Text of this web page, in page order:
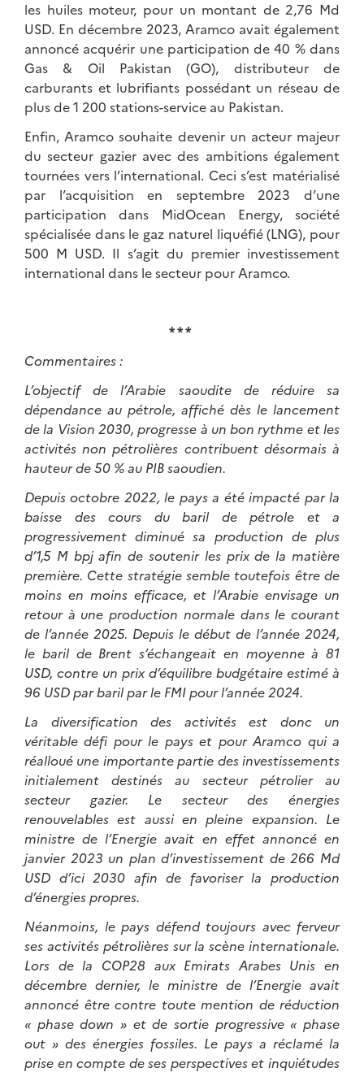
les huiles moteur, pour un montant de 2,76 Md
USD. En décembre 2023, Aramco avait également
annoncé acquérir une participation de 40 % dans
Gas & Oil Pakistan (GO), distributeur de
carburants et lubrifiants possédant un réseau de
plus de 1 200 stations-service au Pakistan.
Enfin, Aramco souhaite devenir un acteur majeur
du secteur gazier avec des ambitions également
tournées vers l’international. Ceci s’est matérialisé
par l’acquisition en septembre 2023 d’une
participation dans MidOcean Energy, société
spécialisée dans le gaz naturel liquéfié (LNG), pour
500 M USD. Il s’agit du premier investissement
international dans le secteur pour Aramco.
* * *
Commentaires :
L’objectif de l’Arabie saoudite de réduire sa
dépendance au pétrole, affiché dès le lancement
de la Vision 2030, progresse à un bon rythme et les
activités non pétrolières contribuent désormais à
hauteur de 50 % au PIB saoudien.
Depuis octobre 2022, le pays a été impacté par la
baisse des cours du baril de pétrole et a
progressivement diminué sa production de plus
d’1,5 M bpj afin de soutenir les prix de la matière
première. Cette stratégie semble toutefois être de
moins en moins efficace, et l’Arabie envisage un
retour à une production normale dans le courant
de l’année 2025. Depuis le début de l’année 2024,
le baril de Brent s’échangeait en moyenne à 81
USD, contre un prix d’équilibre budgétaire estimé à
96 USD par baril par le FMI pour l’année 2024.
La diversification des activités est donc un
véritable défi pour le pays et pour Aramco qui a
réalloué une importante partie des investissements
initialement destinés au secteur pétrolier au
secteur gazier. Le secteur des énergies
renouvelables est aussi en pleine expansion. Le
ministre de l’Energie avait en effet annoncé en
janvier 2023 un plan d’investissement de 266 Md
USD d’ici 2030 afin de favoriser la production
d’énergies propres.
Néanmoins, le pays défend toujours avec ferveur
ses activités pétrolières sur la scène internationale.
Lors de la COP28 aux Emirats Arabes Unis en
décembre dernier, le ministre de l’Energie avait
annoncé être contre toute mention de réduction
« phase down » et de sortie progressive « phase
out » des énergies fossiles. Le pays a réclamé la
prise en compte de ses perspectives et inquiétudes